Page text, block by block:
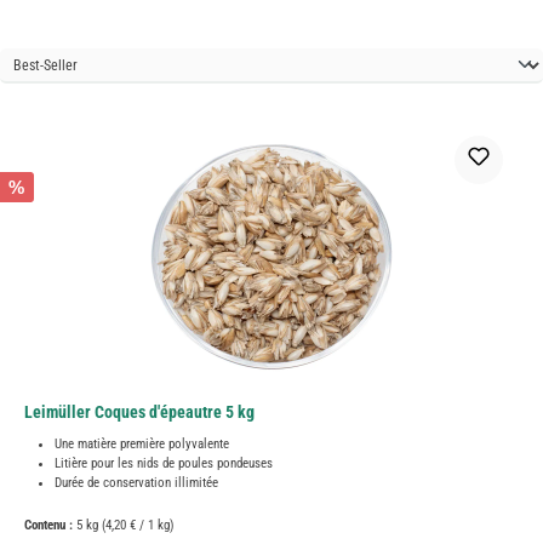
%
Leimüller Coques d'épeautre 5 kg
Une matière première polyvalente
Litière pour les nids de poules pondeuses
Durée de conservation illimitée
Contenu : 5 kg (4,20 € / 1 kg)